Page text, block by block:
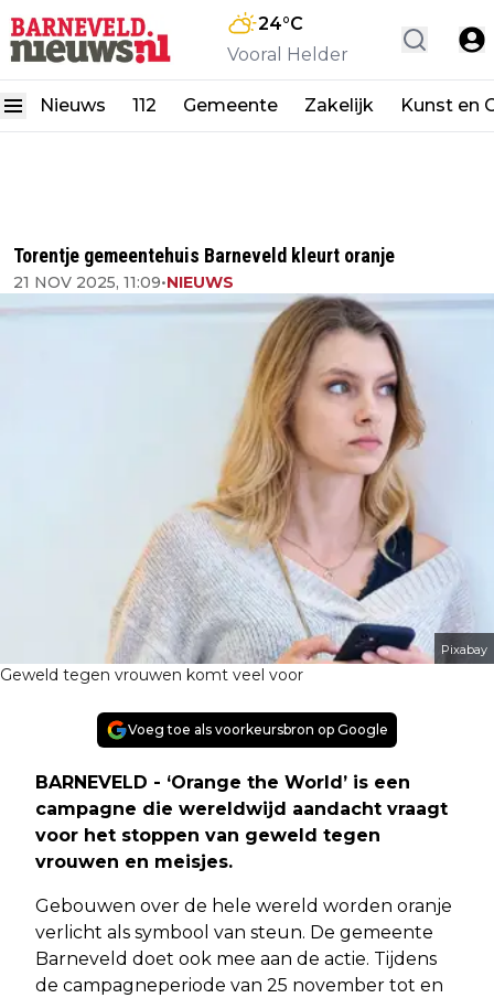
24°C
Vooral Helder
Nieuws 112 Gemeente Zakelijk Kunst en
Torentje gemeentehuis Barneveld kleurt oranje
21 NOV 2025, 11:09•NIEUWS
Pixabay
Geweld tegen vrouwen komt veel voor
Voeg toe als voorkeursbron op Google
BARNEVELD - ‘Orange the World’ is een
campagne die wereldwijd aandacht vraagt
voor het stoppen van geweld tegen
vrouwen en meisjes.
Gebouwen over de hele wereld worden oranje
verlicht als symbool van steun. De gemeente
Barneveld doet ook mee aan de actie. Tijdens
de campagneperiode van 25 november tot en